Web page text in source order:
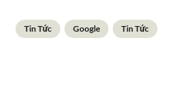
Tin Tức Google Tin Tức